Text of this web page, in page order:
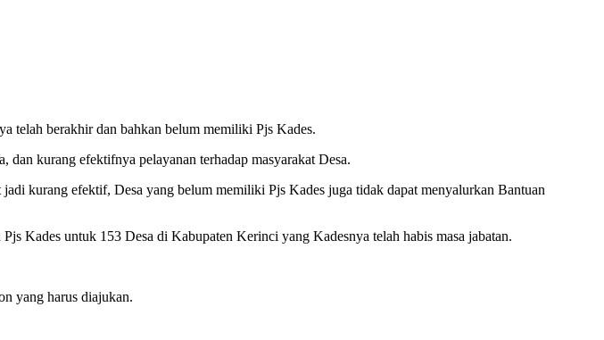
telah berakhir dan bahkan belum memiliki Pjs Kades.
dan kurang efektifnya pelayanan terhadap masyarakat Desa.
kurang efektif, Desa yang belum memiliki Pjs Kades juga tidak dapat menyalurkan Bantuan
Kades untuk 153 Desa di Kabupaten Kerinci yang Kadesnya telah habis masa jabatan.
yang harus diajukan.